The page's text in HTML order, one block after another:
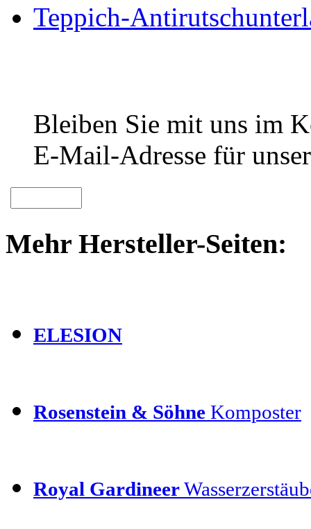
Teppich-
Bleiben Sie mit uns im
E-Mail-Adresse für
Mehr Hersteller-Seiten:
ELESION
Rosenstein & Söhne Komposter
Royal Gardineer